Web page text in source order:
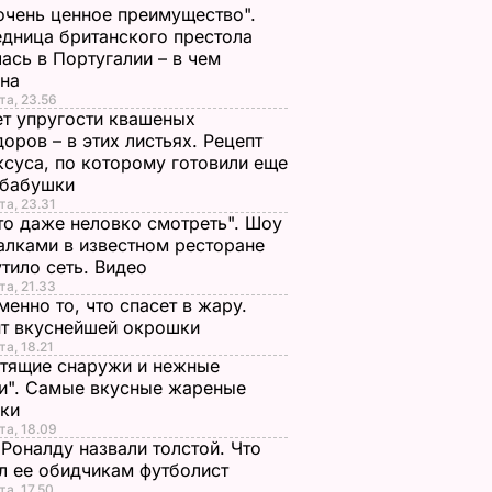
ценное преимущество".
британского престола
в Португалии – в чем
23.56
упругости квашеных
– в этих листьях. Рецепт
по которому готовили еще
23.31
даже неловко смотреть". Шоу
в известном ресторане
сеть. Видео
21.33
то, что спасет в жару.
вкуснейшей окрошки
18.21
снаружи и нежные
Самые вкусные жареные
18.09
назвали толстой. Что
ее обидчикам футболист